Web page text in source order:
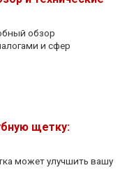
обзор
и сфер
щетку:
может улучшить вашу